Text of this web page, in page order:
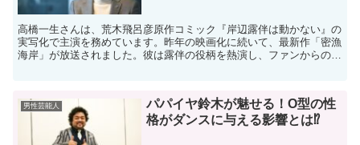
高橋一生さんは、荒木飛呂彦原作コミック『岸辺露伴は動かない』の
実写化で主演を務めています。昨年の映画化に続いて、最新作「密漁
海岸」が放送されました。彼は露伴の役柄を熱演し、ファンからの期
男性芸能人
パパイヤ鈴木が魅せる！O型の性
格がダンスに与える影響とは⁉